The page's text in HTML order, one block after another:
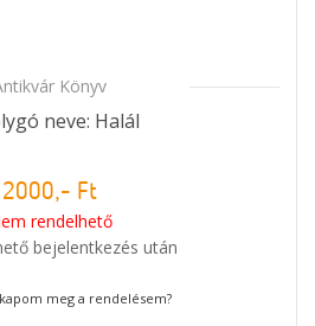
Könyv
neve: Halál
2000,- Ft
rendelhető
bejelentkezés után
meg a rendelésem?